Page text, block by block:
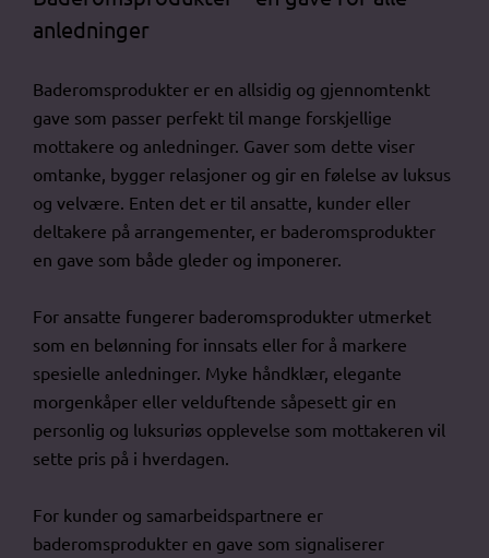
anledninger
Baderomsprodukter er en allsidig og gjennomtenkt
gave som passer perfekt til mange forskjellige
mottakere og anledninger. Gaver som dette viser
omtanke, bygger relasjoner og gir en følelse av luksus
og velvære. Enten det er til ansatte, kunder eller
deltakere på arrangementer, er baderomsprodukter
en gave som både gleder og imponerer.
For ansatte fungerer baderomsprodukter utmerket
som en belønning for innsats eller for å markere
spesielle anledninger. Myke håndklær, elegante
morgenkåper eller velduftende såpesett gir en
personlig og luksuriøs opplevelse som mottakeren vil
sette pris på i hverdagen.
For kunder og samarbeidspartnere er
baderomsprodukter en gave som signaliserer